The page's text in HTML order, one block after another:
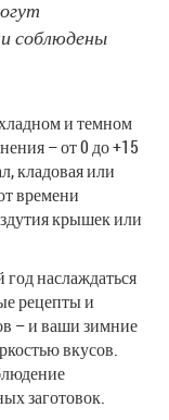
соблюдены
и темном
– от 0 до +15
кладовая или
времени
крышек или
наслаждаться
рецепты и
– и ваши зимние
вкусов.
заготовок.